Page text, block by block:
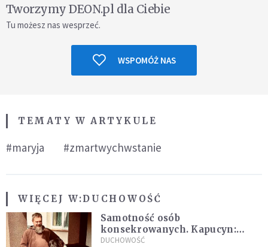
Tworzymy DEON.pl dla Ciebie
Tu możesz nas wesprzeć.
WSPOMÓŻ NAS
TEMATY W ARTYKULE
#maryja #zmartwychwstanie
WIĘCEJ W:DUCHOWOŚĆ
Samotność osób
konsekrowanych. Kapucyn:
Życie w pojedynkę rzadko jest
DUCHOWOŚĆ